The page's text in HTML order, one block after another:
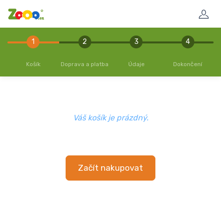
1
Košík
2
Doprava a platba
3
Údaje
4
Dokončení
Váš košík je prázdný.
Začít nakupovat